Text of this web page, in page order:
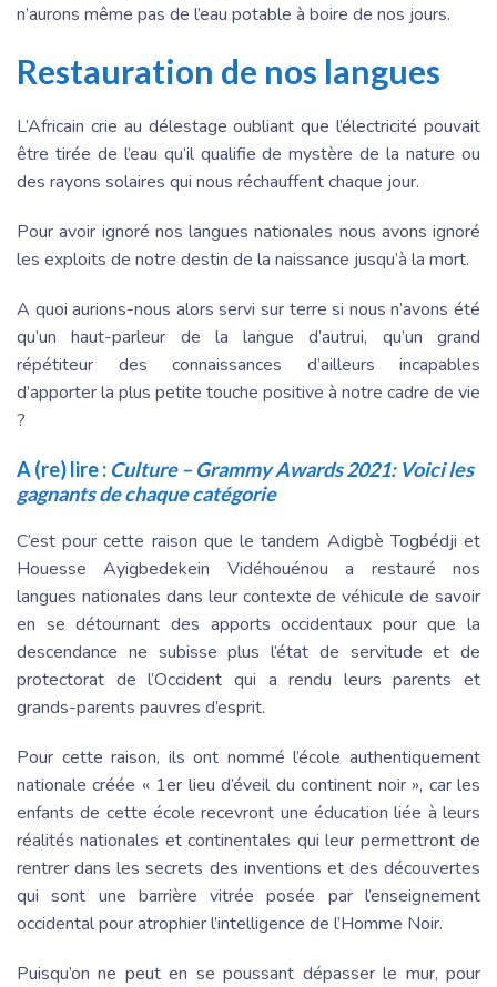
n’aurons même pas de l’eau potable à boire de nos jours.
Restauration de nos langues
L’Africain crie au délestage oubliant que l’électricité pouvait
être tirée de l’eau qu’il qualifie de mystère de la nature ou
des rayons solaires qui nous réchauffent chaque jour.
Pour avoir ignoré nos langues nationales nous avons ignoré
les exploits de notre destin de la naissance jusqu’à la mort.
A quoi aurions-nous alors servi sur terre si nous n’avons été
qu’un haut-parleur de la langue d’autrui, qu’un grand
répétiteur des connaissances d’ailleurs incapables
d’apporter la plus petite touche positive à notre cadre de vie
?
A (re) lire : Culture – Grammy Awards 2021: Voici les
gagnants de chaque catégorie
C’est pour cette raison que le tandem Adigbè Togbédji et
Houesse Ayigbedekein Vidéhouénou a restauré nos
langues nationales dans leur contexte de véhicule de savoir
en se détournant des apports occidentaux pour que la
descendance ne subisse plus l’état de servitude et de
protectorat de l’Occident qui a rendu leurs parents et
grands-parents pauvres d’esprit.
Pour cette raison, ils ont nommé l’école authentiquement
nationale créée « 1er lieu d’éveil du continent noir », car les
enfants de cette école recevront une éducation liée à leurs
réalités nationales et continentales qui leur permettront de
rentrer dans les secrets des inventions et des découvertes
qui sont une barrière vitrée posée par l’enseignement
occidental pour atrophier l’intelligence de l’Homme Noir.
Puisqu’on ne peut en se poussant dépasser le mur, pour